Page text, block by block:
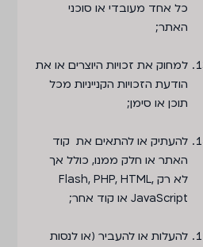
כל אחד מעובדי או סוכני
האתר;
למחוק את זכויות היוצרים או את
הודעת הזכויות הקנייניות מכל
תוכן או סימן;
להעתיק או להתאים את קוד
האתר או חלק ממנו, כולל אך
לא רק Flash, PHP, HTML,
JavaScript או קוד אחר;
להעלות או להעביר (או לנסות